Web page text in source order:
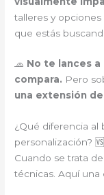
talleres y
que estás
🧢 No te lances
compara. Pero
una extensión
¿Qué diferencia al
personalización? 🆚
Cuando se trata
técnicas. Aquí una